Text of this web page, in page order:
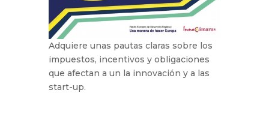
Adquiere unas pautas claras sobre los
impuestos, incentivos y obligaciones
que afectan a un la innovación y a las
start-up.